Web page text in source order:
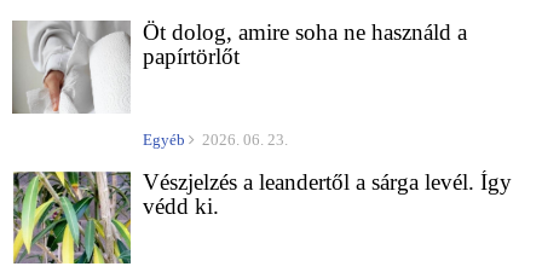
Öt dolog, amire soha ne használd a
papírtörlőt
Egyéb 2026. 06. 23.
Vészjelzés a leandertől a sárga levél. Így
védd ki.